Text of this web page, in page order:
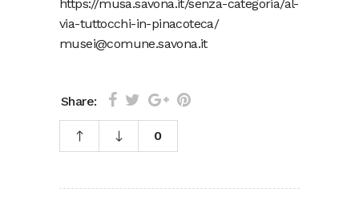
https://musa.savona.it/senza-categoria/al-
via-tuttocchi-in-pinacoteca/
musei@comune.savona.it
Share:
0